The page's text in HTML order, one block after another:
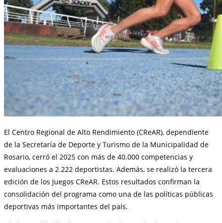
El Centro Regional de Alto Rendimiento (CReAR), dependiente
de la Secretaría de Deporte y Turismo de la Municipalidad de
Rosario, cerró el 2025 con más de 40.000 competencias y
evaluaciones a 2.222 deportistas. Además, se realizó la tercera
edición de los Juegos CReAR. Estos resultados confirman la
consolidación del programa como una de las políticas públicas
deportivas más importantes del país.